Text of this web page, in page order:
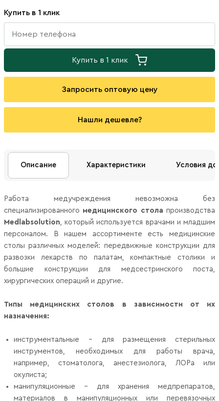
Купить в 1 клик
Купить в 1 клик
Запросить оптовую цену
Нашли дешевле?
Описание Характеристики Условия
Работа медучреждения невозможна без
специализированного медицинского столапроизводства
Medlabsolution, который используется врачами и младшим
персоналом. В нашем ассортименте есть медицинские
столы различных моделей: передвижные конструкции для
развозки лекарств по палатам, компактные столики и
большие конструкции для медсестринского поста,
хирургических операций и другие.
Типы медицинских столов в зависимости от их
назначения:
инструментальные - для размещения стерильных
инструментов, необходимых для работы врача,
например, стоматолога, анестезиолога, ЛОРа или
окулиста;
манипуляционные - для хранения медпрепаратов,
материалов в манипуляционных или перевязочных